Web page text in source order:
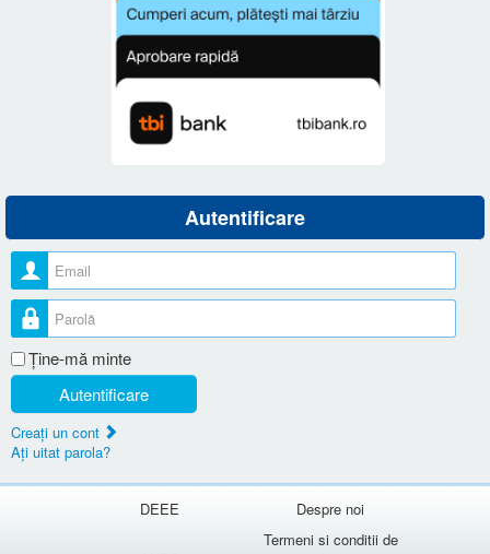
Autentificare
Nume utilizator
Parolă
Ţine-mă minte
Autentificare
Creaţi un cont
Aţi uitat parola?
DEEE Despre noi
Termeni si conditii de